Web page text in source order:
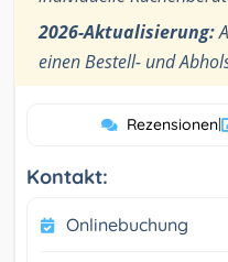
2026-Aktualisierung:
einen Bestell- und
Rezensionen|
Kontakt:
Onlinebuchung